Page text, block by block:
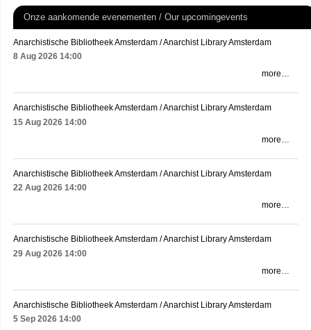
Onze aankomende evenementen / Our upcomingevents
Anarchistische Bibliotheek Amsterdam / Anarchist Library Amsterdam
8 Aug 2026 14:00
more…
Anarchistische Bibliotheek Amsterdam / Anarchist Library Amsterdam
15 Aug 2026 14:00
more…
Anarchistische Bibliotheek Amsterdam / Anarchist Library Amsterdam
22 Aug 2026 14:00
more…
Anarchistische Bibliotheek Amsterdam / Anarchist Library Amsterdam
29 Aug 2026 14:00
more…
Anarchistische Bibliotheek Amsterdam / Anarchist Library Amsterdam
5 Sep 2026 14:00